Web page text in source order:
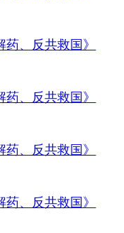
、反共救国》
、反共救国》
、反共救国》
、反共救国》